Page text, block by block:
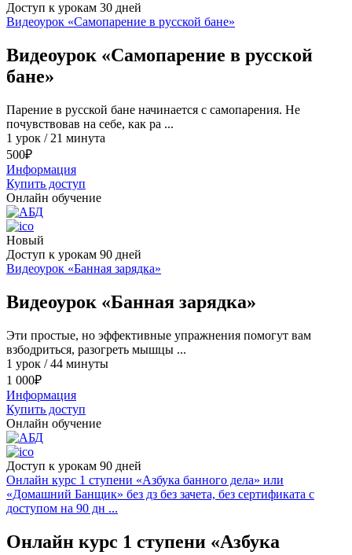
Доступ к урокам 30 дней
Видеоурок «Самопарение в русской бане»
Видеоурок «Самопарение в русской
бане»
Парение в русской бане начинается с самопарения. Не
почувствовав на себе, как ра ...
1 урок / 21 минута
500₽
Информация
Купить доступ
Онлайн обучение
Новый
Доступ к урокам 90 дней
Видеоурок «Банная зарядка»
Видеоурок «Банная зарядка»
Эти простые, но эффективные упражнения помогут вам
взбодриться, разогреть мышцы ...
1 урок / 44 минуты
1 000₽
Информация
Купить доступ
Онлайн обучение
Доступ к урокам 90 дней
Онлайн курс 1 ступени «Азбука банного дела» или
«Домашний Банщик» без дз без зачета, без сертификата с
доступом на 90 дн ...
Онлайн курс 1 ступени «Азбука